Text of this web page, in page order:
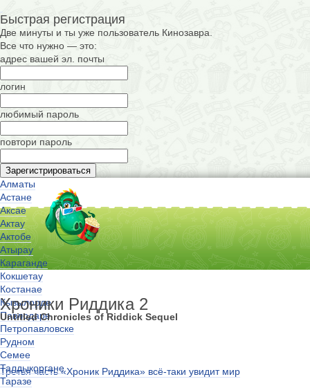
Быстрая регистрация
Две минуты и ты уже пользователь Кинозавра.
Все что нужно — это:
адрес вашей эл. почты
логин
любимый пароль
повтори пароль
Алматы
Астане
Аксае
Актау
Актобе
Атырау
Караганде
Кокшетау
Костанае
Кызылорде
Павлодаре
Петропавловске
Рудном
Семее
Талдыкоргане
Таразе
Хроники Риддика 2
Untitled Chronicles of Riddick Sequel
Третья часть «Хроник Риддика» всё-таки увидит мир